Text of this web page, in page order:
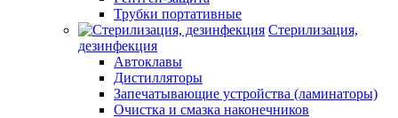
Трубки портативные
Стерилизация,
дезинфекция
Автоклавы
Дистилляторы
Запечатывающие устройства (ламинаторы)
Очистка и смазка наконечников